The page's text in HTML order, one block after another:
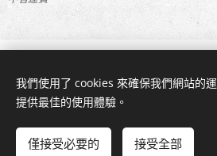
新增到購
Flowerhin.com
我們使用了 cookies 來確保我們網站的
提供最佳的使用體驗。
僅接受必要的 接受全部